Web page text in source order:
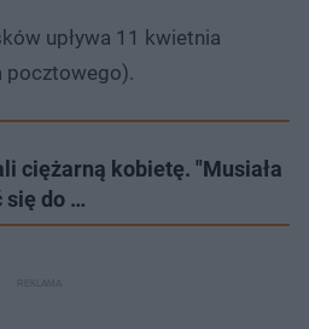
upływa 11 kwietnia
pocztowego).
ciężarną kobietę. "Musiała
się do …